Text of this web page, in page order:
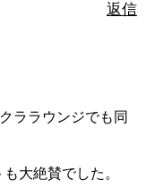
返信
ララウンジでも同
大絶賛でした。